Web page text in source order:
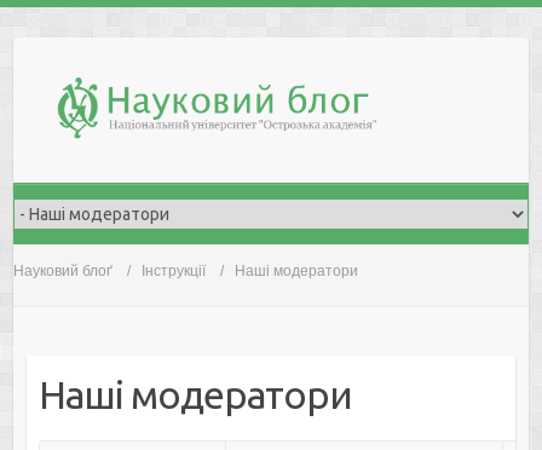
Науковий блоґ Інструкції Наші модератори
Наші модератори